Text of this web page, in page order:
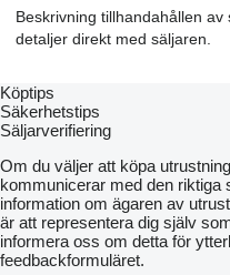
Beskrivning tillhandahållen
detaljer direkt med säljaren.
Köptips
Säkerhetstips
Säljarverifiering
Om du väljer att köpa
kommunicerar med den riktiga
information om ägaren av
är att representera dig själv
informera oss om detta för
feedbackformuläret.